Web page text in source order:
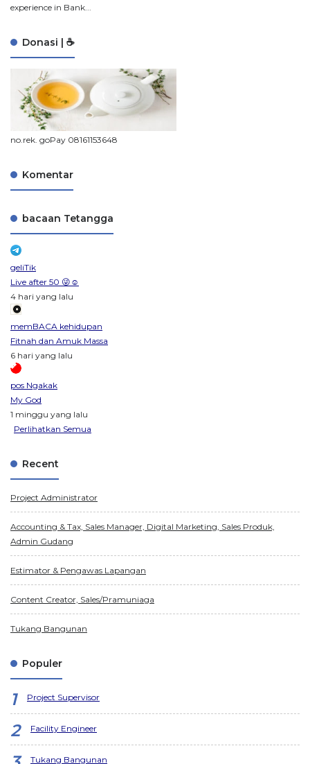
experience in Bank...
Donasi | ☕
no.rek. goPay 08161153648
Komentar
bacaan Tetangga
geliTik
Live after 50 😜☺️
4 hari yang lalu
memBACA kehidupan
Fitnah dan Amuk Massa
6 hari yang lalu
pos Ngakak
My God
1 minggu yang lalu
Perlihatkan Semua
Recent
Project Administrator
Accounting & Tax, Sales Manager, Digital Marketing, Sales Produk,
Admin Gudang
Estimator & Pengawas Lapangan
Content Creator, Sales/Pramuniaga
Tukang Bangunan
Populer
Project Supervisor
Facility Engineer
Tukang Bangunan